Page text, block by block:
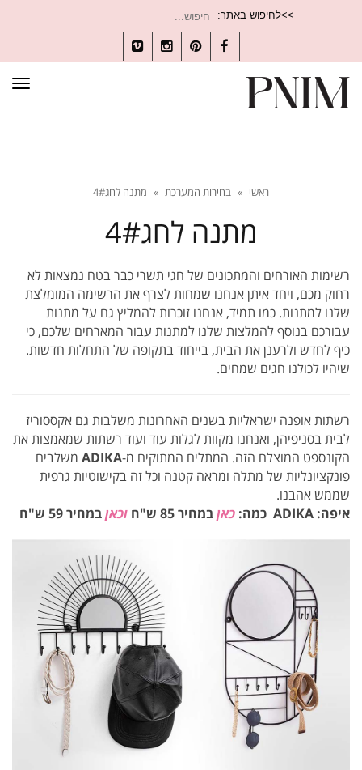
>>לחיפוש באתר:
עבור:
Facebook
Pinterest
Instagram
Vimeo
ראשי » בחירות המערכת » מתנה לחג4#
מתנה לחג4#
רשימות האורחים והמתכונים של חגי תשרי כבר בטח נמצאות לא
רחוק מכם, ויחד איתן אנחנו שמחות לצרף את הרשימה המומלצת
שלנו למתנות. כמו תמיד, אנחנו זוכרות להמליץ גם על מתנות
עבורכם בנוסף להמלצות שלנו למתנות עבור המארחים שלכם, כי
כיף לחדש ולרענן את הבית, בייחוד בתקופה של התחלות חדשות.
שיהיו לכולנו חגים שמחים.
רשתות אופנה ישראליות בשנים האחרונות משלבות גם אקססוריז
לבית בסניפיהן, ואנחנו מקוות לגלות עוד ועוד רשתות שמאמצות את
הקונספט המוצלח הזה. המתלים המתוקים מ-ADIKA משלבים
פונקציונליות של מתלה ומראה קטנה וכל זה בקישוטיות גרפית
שממש אהבנו.
איפה: ADIKA כמה:
כאןבמחיר 85 ש"ח וכאןבמחיר 59 ש"ח